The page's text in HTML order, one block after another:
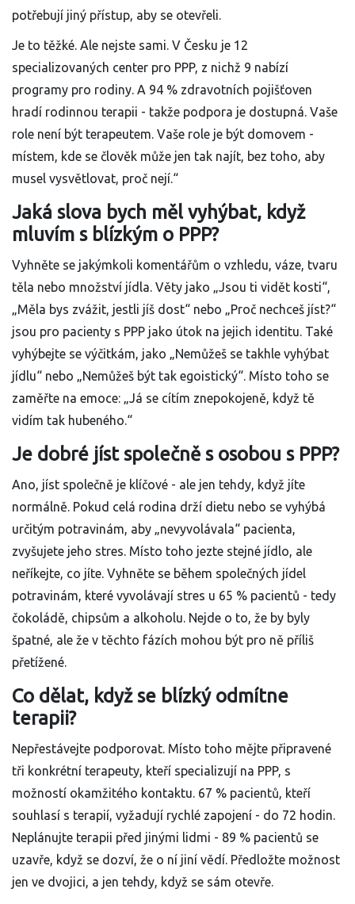
potřebují jiný přístup, aby se otevřeli.
Je to těžké. Ale nejste sami. V Česku je 12
specializovaných center pro PPP, z nichž 9 nabízí
programy pro rodiny. A 94 % zdravotních pojišťoven
hradí rodinnou terapii - takže podpora je dostupná. Vaše
role není být terapeutem. Vaše role je být domovem -
místem, kde se člověk může jen tak najít, bez toho, aby
musel vysvětlovat, proč nejí.“
Jaká slova bych měl vyhýbat, když
mluvím s blízkým o PPP?
Vyhněte se jakýmkoli komentářům o vzhledu, váze, tvaru
těla nebo množství jídla. Věty jako „Jsou ti vidět kosti“,
„Měla bys zvážit, jestli jíš dost“ nebo „Proč nechceš jíst?“
jsou pro pacienty s PPP jako útok na jejich identitu. Také
vyhýbejte se výčitkám, jako „Nemůžeš se takhle vyhýbat
jídlu“ nebo „Nemůžeš být tak egoistický“. Místo toho se
zaměřte na emoce: „Já se cítím znepokojeně, když tě
vidím tak hubeného.“
Je dobré jíst společně s osobou s PPP?
Ano, jíst společně je klíčové - ale jen tehdy, když jíte
normálně. Pokud celá rodina drží dietu nebo se vyhýbá
určitým potravinám, aby „nevyvolávala“ pacienta,
zvyšujete jeho stres. Místo toho jezte stejné jídlo, ale
neříkejte, co jíte. Vyhněte se během společných jídel
potravinám, které vyvolávají stres u 65 % pacientů - tedy
čokoládě, chipsům a alkoholu. Nejde o to, že by byly
špatné, ale že v těchto fázích mohou být pro ně příliš
přetížené.
Co dělat, když se blízký odmítne
terapii?
Nepřestávejte podporovat. Místo toho mějte připravené
tři konkrétní terapeuty, kteří specializují na PPP, s
možností okamžitého kontaktu. 67 % pacientů, kteří
souhlasí s terapií, vyžadují rychlé zapojení - do 72 hodin.
Neplánujte terapii před jinými lidmi - 89 % pacientů se
uzavře, když se dozví, že o ní jiní vědí. Předložte možnost
jen ve dvojici, a jen tehdy, když se sám otevře.